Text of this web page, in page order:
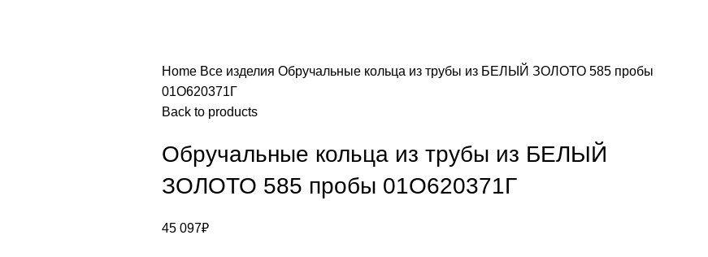
Home Все изделия Обручальные кольца из трубы из БЕЛЫЙ ЗОЛОТО 585 пробы
01О620371Г
Back to products
Обручальные кольца из трубы из БЕЛЫЙ
ЗОЛОТО 585 пробы 01О620371Г
45 097₽